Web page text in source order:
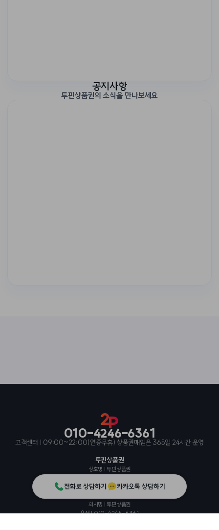
공지사항
투핀상품권의 소식을 만나보세요
010-4246-6361
고객센터 | 09:00~22:00(연중무휴) 상품권매입은 365일 24시간 운영
투핀상품권
상호명 | 투핀상품권
사업자등록번호 | 772-92-00885
회사명 | 투핀상품권
유선 |010-4246-6361
전화로 상담하기 카카오톡 상담하기